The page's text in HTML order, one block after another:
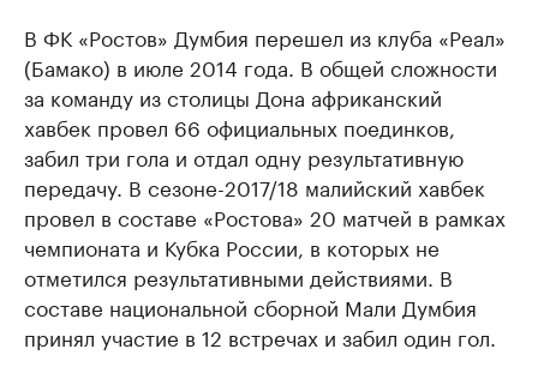
В ФК «Ростов» Думбия перешел из клуба «Реал»
(Бамако) в июле 2014 года. В общей сложности
за команду из столицы Дона африканский
хавбек провел 66 официальных поединков,
забил три гола и отдал одну результативную
передачу. В сезоне-2017/18 малийский хавбек
провел в составе «Ростова» 20 матчей в рамках
чемпионата и Кубка России, в которых не
отметился результативными действиями. В
составе национальной сборной Мали Думбия
принял участие в 12 встречах и забил один гол.